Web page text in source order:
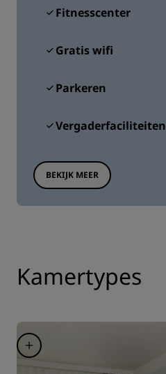
Fitnesscenter
Gratis wifi
Parkeren
Vergaderfaciliteiten
BEKIJK MEER
Kamertypes